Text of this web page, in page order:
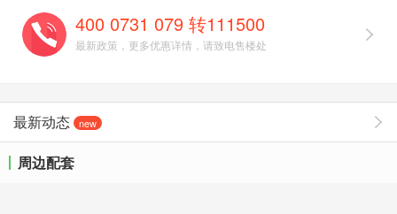
400 0731 079 转111500
最新政策，更多优惠详情，请致电售楼处
最新动态 new
周边配套